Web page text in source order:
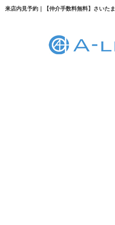
来店内見予約｜【仲介手数料無料】さいた